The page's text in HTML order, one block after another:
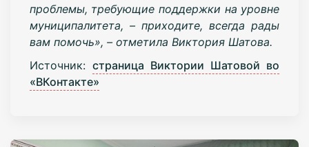
проблемы, требующие поддержки на уровне
муниципалитета, – приходите, всегда рады
вам помочь», – отметила Виктория Шатова.
Источник: страница Виктории Шатовой во
«ВКонтакте»